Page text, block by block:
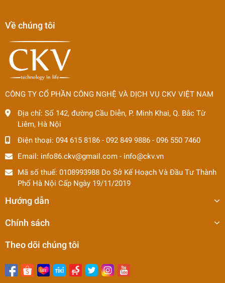
Về chúng tôi
CÔNG TY CỔ PHẦN CÔNG NGHỆ VÀ DỊCH VỤ CKV VIỆT NAM
Địa chỉ: Số 142, đường Cầu Diễn, P. Minh Khai, Q. Bắc Từ
Liêm, Hà Nội
Điện thoại: 094 615 8186 - 092 849 9886 - 096 550 7460
Email: info86.ckv@gmail.com - info@ckv.vn
Mã số thuế: 0108993988 Do Sở Kế Hoạch Và Đầu Tư Thành
Phố Hà Nội Cấp Ngày 19/11/2019
Hướng dẫn
Chính sách
Theo dõi chúng tôi